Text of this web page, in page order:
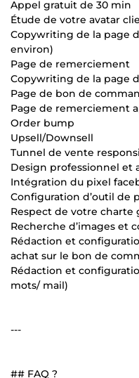
Appel gratuit de 30 min
Étude de votre avatar
Copywriting de la page
environ)
Page de remerciement
Copywriting de la page
Page de bon de
Page de remerciement
Order bump
Upsell/Downsell
Tunnel de vente
Design professionnel et
Intégration du pixel
Configuration d’outil de
Respect de votre charte
Recherche d’images et
Rédaction et
achat sur le bon de
Rédaction et
mots/ mail)
---
## FAQ ?